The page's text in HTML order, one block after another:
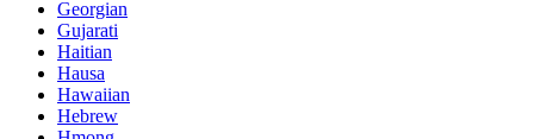
Georgian
Gujarati
Haitian
Hausa
Hawaiian
Hebrew